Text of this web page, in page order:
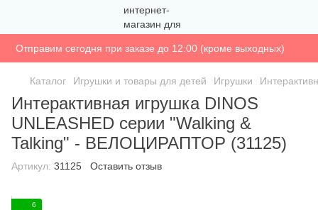
Отправим сегодня при заказе до 12:00 (кроме выходных)
Каталог Игрушки и товары для детей Игрушки
Интерактивная игрушка DINOS
UNLEASHED серии "Walking &
Talking" - ВЕЛОЦИРАПТОР (31125)
Артикул: 31125 Оставить отзыв
6